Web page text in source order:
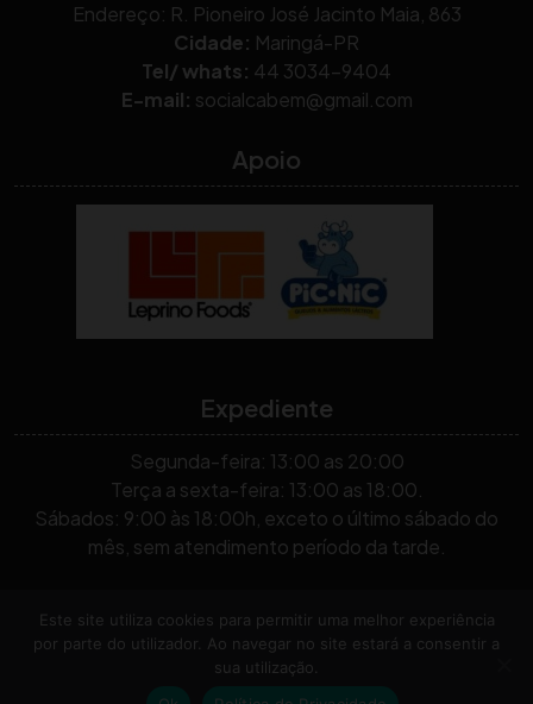
Endereço: R. Pioneiro José Jacinto Maia, 863
Cidade: Maringá-PR
Tel/ whats: 44 3034-9404
E-mail: socialcabem@gmail.com
Apoio
Expediente
Segunda-feira: 13:00 as 20:00
Terça a sexta-feira: 13:00 as 18:00.
Sábados: 9:00 às 18:00h, exceto o último sábado do
mês, sem atendimento período da tarde.
Todos os Direitos Reservados, 2026. As mensagens
compartilhadas no blog são de autoria de voluntários, não
necessariamente refletindo a visão da organização.
Este site utiliza cookies para permitir uma melhor experiência
por parte do utilizador. Ao navegar no site estará a consentir a
sua utilização.